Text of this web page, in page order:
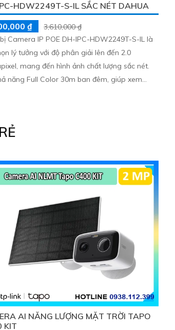
HDW2249T-S-IL SẮC NÉT DAHUA
₫
3,610,000 ₫
Camera IP POE DH-IPC-HDW2249T-S-IL là
lý tưởng với độ phân giải lên đến 2.0
mang đến hình ảnh chất lượng sắc nét.
năng Full Color 30m ban đêm, giúp xem
AI NĂNG LƯỢNG MẶT TRỜI TAPO
KIT